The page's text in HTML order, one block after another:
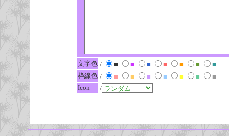
文字色 / ■ ■ ■ ■ ■ ■
■
枠線色 / ■ ■ ■ ■ ■ ■
■
Icon
/